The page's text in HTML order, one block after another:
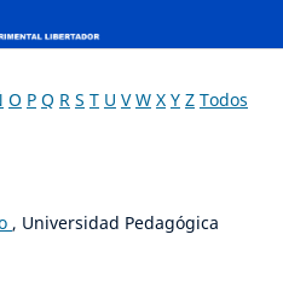
O P Q R S T U V W X Y Z Todos
, Universidad Pedagógica